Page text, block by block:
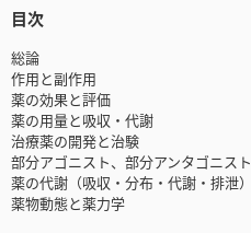
目次
総論
作用と副作用
薬の効果と評価
薬の用量と吸収・代謝
治療薬の開発と治験
部分アゴニスト、部分アンタゴニスト
薬の代謝（吸収・分布・代謝・排泄）
薬物動態と薬力学